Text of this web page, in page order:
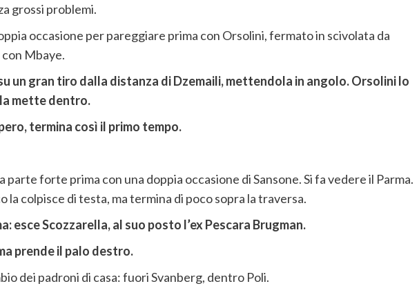
grossi problemi.
occasione per pareggiare prima con Orsolini, fermato in scivolata da
con Mbaye.
un gran tiro dalla distanza di Dzemaili, mettendola in angolo. Orsolini lo
mette dentro.
termina così il primo tempo.
parte forte prima con una doppia occasione di Sansone. Si fa vedere il Parma.
la colpisce di testa, ma termina di poco sopra la traversa.
esce Scozzarella, al suo posto l’ex Pescara Brugman.
prende il palo destro.
dei padroni di casa: fuori Svanberg, dentro Poli.